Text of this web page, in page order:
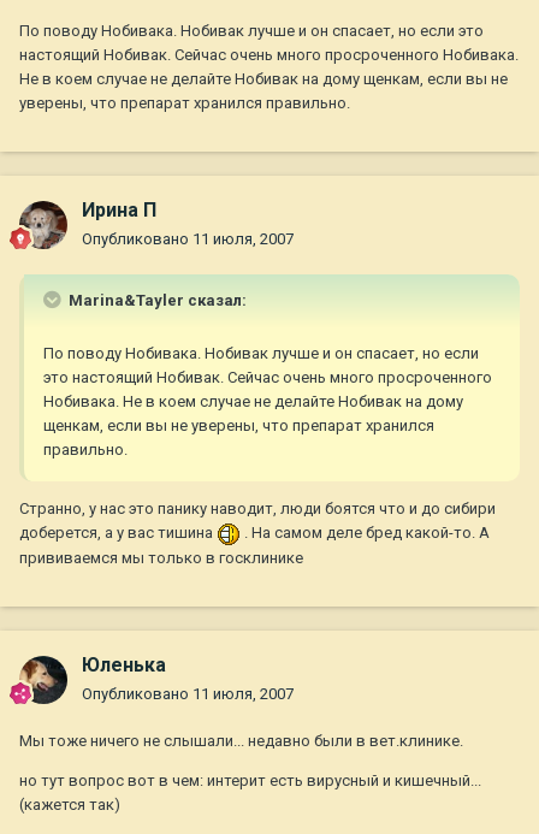
По поводу Нобивака. Нобивак лучше и он спасает, но если это
настоящий Нобивак. Сейчас очень много просроченного Нобивака.
Не в коем случае не делайте Нобивак на дому щенкам, если вы не
уверены, что препарат хранился правильно.
Ирина П
Опубликовано 11 июля, 2007
Marina&Tayler сказал:
По поводу Нобивака. Нобивак лучше и он спасает, но если
это настоящий Нобивак. Сейчас очень много просроченного
Нобивака. Не в коем случае не делайте Нобивак на дому
щенкам, если вы не уверены, что препарат хранился
правильно.
Странно, у нас это панику наводит, люди боятся что и до сибири
доберется, а у вас тишина
. На самом деле бред какой-то. А
прививаемся мы только в госклинике
Юленька
Опубликовано 11 июля, 2007
Мы тоже ничего не слышали... недавно были в вет.клинике.
но тут вопрос вот в чем: интерит есть вирусный и кишечный...
(кажется так)